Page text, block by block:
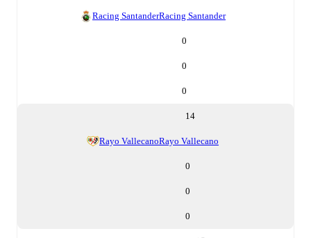
Racing SantanderRacing Santander
0
0
0
14
Rayo VallecanoRayo Vallecano
0
0
0